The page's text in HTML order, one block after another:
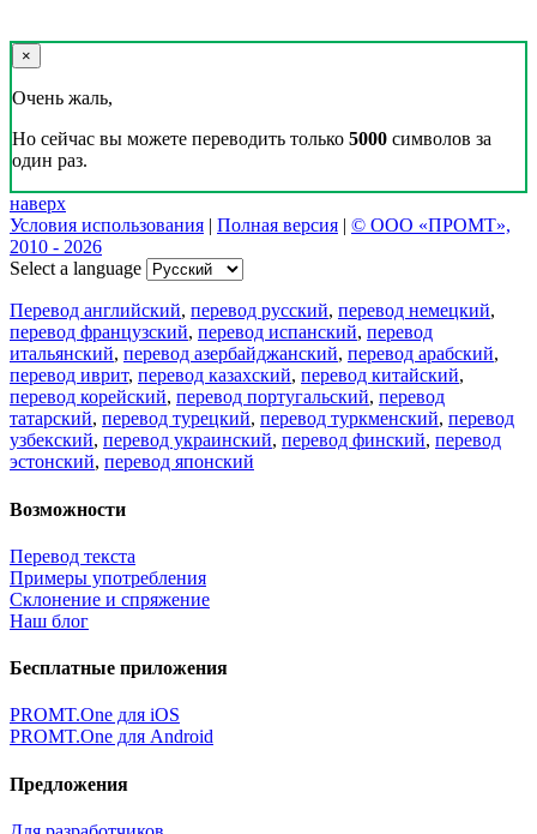
×
Очень жаль,
Но сейчас вы можете переводить только 5000 символов за
один раз.
наверх
Условия использования | Полная версия | © ООО «ПРОМТ»,
2010 - 2026
Select a language
Перевод английский, перевод русский, перевод немецкий,
перевод французский, перевод испанский, перевод
итальянский, перевод азербайджанский, перевод арабский,
перевод иврит, перевод казахский, перевод китайский,
перевод корейский, перевод португальский, перевод
татарский, перевод турецкий, перевод туркменский, перевод
узбекский, перевод украинский, перевод финский, перевод
эстонский, перевод японский
Возможности
Перевод текста
Примеры употребления
Склонение и спряжение
Наш блог
Бесплатные приложения
PROMT.One для iOS
PROMT.One для Android
Предложения